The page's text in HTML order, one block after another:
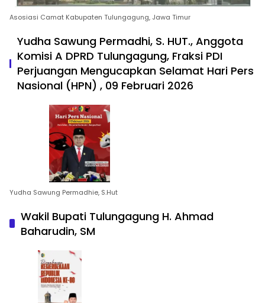
Asosiasi Camat Kabupaten Tulungagung, Jawa Timur
Yudha Sawung Permadhi, S. HUT., Anggota
Komisi A DPRD Tulungagung, Fraksi PDI
Perjuangan Mengucapkan Selamat Hari Pers
Nasional (HPN) , 09 Februari 2026
Yudha Sawung Permadhie, S.Hut
Wakil Bupati Tulungagung H. Ahmad
Baharudin, SM